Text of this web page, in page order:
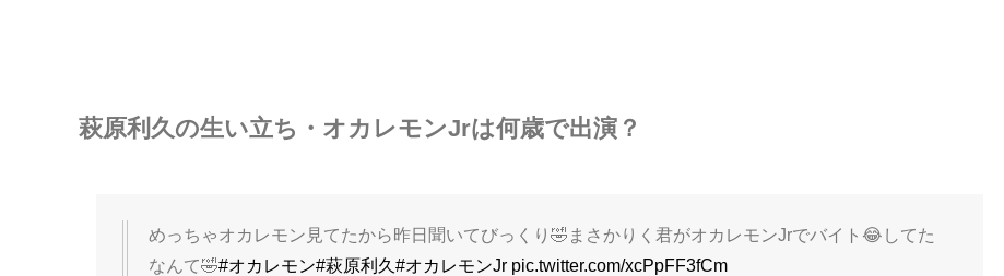
萩原利久の生い立ち・オカレモンJrは何歳で出演？
めっちゃオカレモン見てたから昨日聞いてびっくり🤣まさかりく君がオカレモンJrでバイト😂してた
なんて🤣#オカレモン#萩原利久 #オカレモンJr pic.twitter.com/xcPpFF3fCm